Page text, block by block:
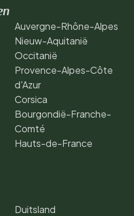
Auvergne-Rhône-Alpes
Nieuw-Aquitanië
Occitanië
Provence-Alpes-Côte
d'Azur
Corsica
Bourgondië-Franche-
Comté
Hauts-de-France
Duitsland